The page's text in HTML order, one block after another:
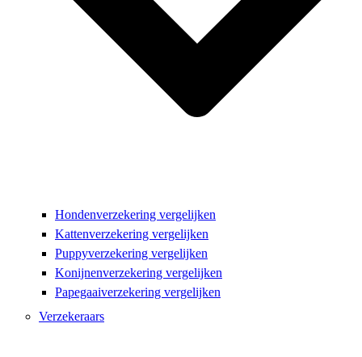
Hondenverzekering vergelijken
Kattenverzekering vergelijken
Puppyverzekering vergelijken
Konijnenverzekering vergelijken
Papegaaiverzekering vergelijken
Verzekeraars